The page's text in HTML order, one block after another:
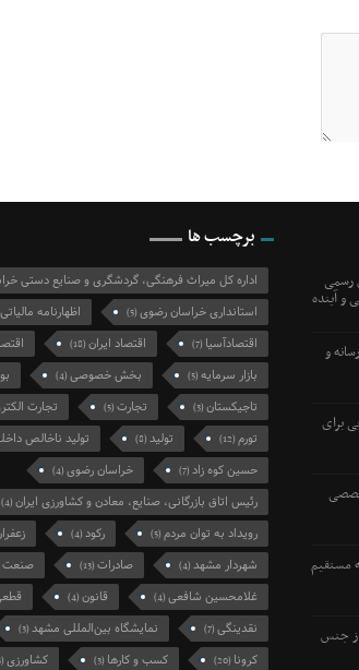
رسمی
و آینده
و
برای
تخصصی
مستقیم
جنس
برچسب ها
اداره کل میراث فرهنگی، گردشگری و صنایع دستی
استانداری خراسان رضوی(5) اظهارنامه مالیاتی
اقتصادآسیا (7) اقتصاد ایران(18)
بازار سرمایه(5) بخش خصوصی(4)
تاجیکستان(3) تجارت(5) تجارت
تورم(12) تولید(8) تولید ناخالص
حسین کوه زاد(7) خراسان رضوی(4)
رئیس اتاق بازرگانی، صنایع، معادن و کشاورزی ایران(4)
رویداد به توان مردم(5) رکود(4)
شهردار مشهد(4) صادرات(13) صنعت
غلامحسین شافعی(4) قانون(4)
نقدینگی(7) نمایشگاه بین‌المللی مشهد(3)
کرونا (20) کسب و کارها (3) کشاورزی(5)